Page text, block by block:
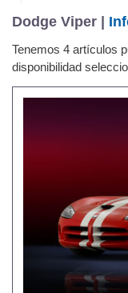
Dodge Viper |
Tenemos 4 artículos
disponibilidad